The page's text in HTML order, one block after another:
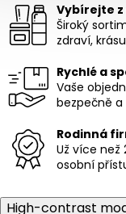
Vybírejte z
Široký
zdraví,
Rychlé a
Vaše
bezpečně
Rodinná
Už více než
osobní
High-contrast